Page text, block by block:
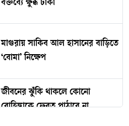
বক্তব্যে ক্ষুব্ধ ঢাকা
মাগুরায় সাকিব আল হাসানের বাড়িতে
‘বোমা’ নিক্ষেপ
জীবনের ঝুঁকি থাকলে কোনো
রোহিঙ্গাকে ফেরত পাঠাবে না